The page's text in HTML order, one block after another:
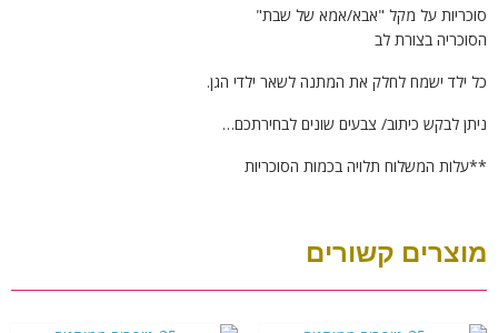
סוכריות על מקל "אבא/אמא של שבת"
הסוכריה בצורת לב
כל ילד ישמח לחלק את המתנה לשאר ילדי הגן.
ניתן לבקש כיתוב/ צבעים שונים לבחירתכם…
**עלות המשלוח תלויה בכמות הסוכריות
מוצרים קשורים